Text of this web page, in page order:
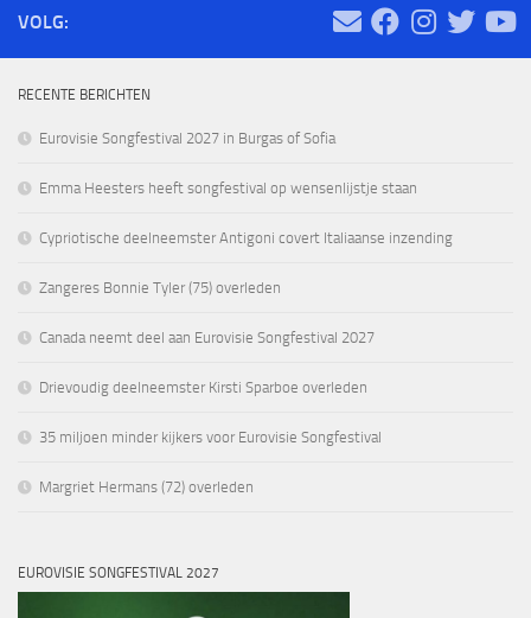
VOLG:
RECENTE BERICHTEN
Eurovisie Songfestival 2027 in Burgas of Sofia
Emma Heesters heeft songfestival op wensenlijstje staan
Cypriotische deelneemster Antigoni covert Italiaanse inzending
Zangeres Bonnie Tyler (75) overleden
Canada neemt deel aan Eurovisie Songfestival 2027
Drievoudig deelneemster Kirsti Sparboe overleden
35 miljoen minder kijkers voor Eurovisie Songfestival
Margriet Hermans (72) overleden
EUROVISIE SONGFESTIVAL 2027